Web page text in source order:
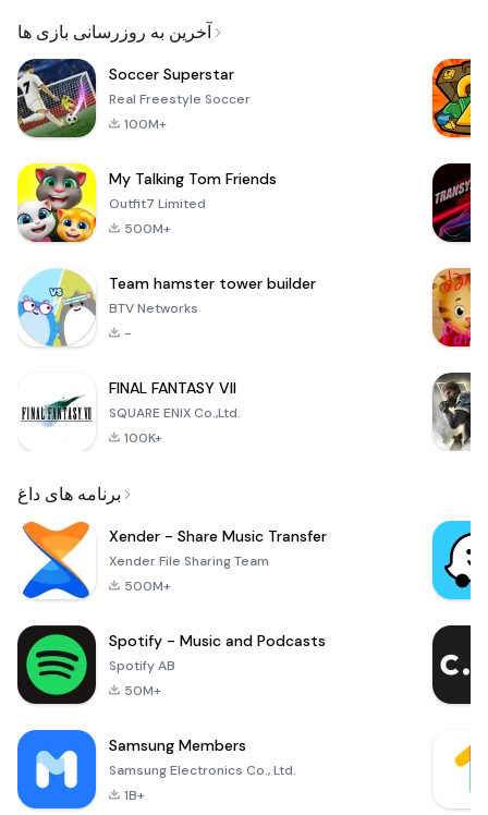
آخرین به روزرسانی بازی ها
Soccer Superstar
Real Freestyle Soccer
100M+
My Talking Tom Friends
Outfit7 Limited
500M+
Team hamster tower builder
BTV Networks
-
FINAL FANTASY VII
SQUARE ENIX Co.,Ltd.
100K+
برنامه های داغ
Xender - Share Music Transfer
Xender File Sharing Team
500M+
Spotify - Music and Podcasts
Spotify AB
50M+
Samsung Members
Samsung Electronics Co., Ltd.
1B+